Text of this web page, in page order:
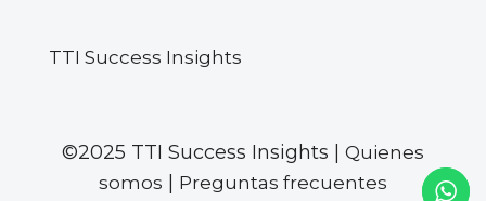
TTI Success Insights
©2025 TTI Success Insights | Quienes
somos
Preguntas frecuentes